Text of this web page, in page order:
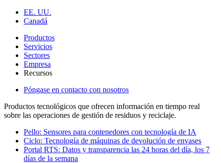
EE. UU.
Canadá
Productos
Servicios
Sectores
Empresa
Recursos
Póngase en contacto con nosotros
Productos tecnológicos que ofrecen información en tiempo real
sobre las operaciones de gestión de residuos y reciclaje.
Pello: Sensores para contenedores con tecnología de IA
Ciclo: Tecnología de máquinas de devolución de envases
Portal RTS: Datos y transparencia las 24 horas del día, los 7
días de la semana